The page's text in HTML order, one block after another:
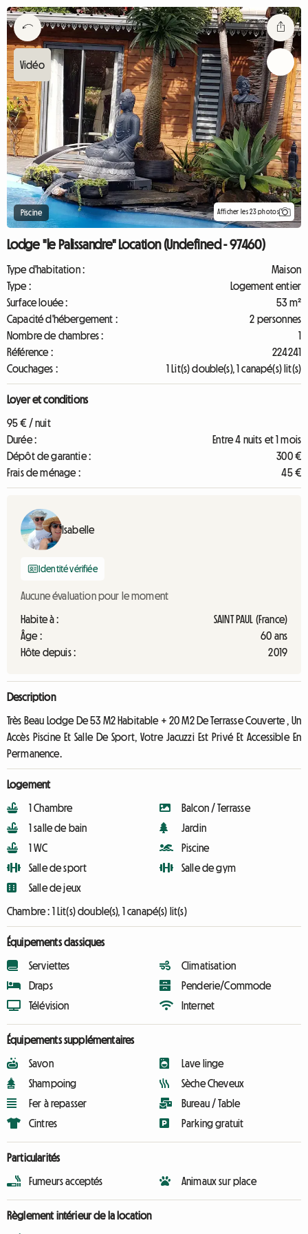
Piscine Afficher les 23 photos
Lodge "le Palissandre" Location (Undefined - 97460)
Type d'habitation :
Maison
Type :
Logement entier
Surface louée :
53 m²
Capacité d'hébergement :
2 personnes
Nombre de chambres :
1
Référence :
224241
Couchages :
1 Lit(s) double(s), 1 canapé(s) lit(s)
Loyer et conditions
95 € / nuit
Durée :
Entre 4 nuits et 1 mois
Dépôt de garantie :
300 €
Frais de ménage :
45 €
Isabelle
Identité vérifiée
Aucune évaluation pour le moment
Habite à :
SAINT PAUL (France)
Âge :
60 ans
Hôte depuis :
2019
Description
Très Beau Lodge De 53 M2 Habitable + 20 M2 De Terrasse Couverte , Un
Accès Piscine Et Salle De Sport, Votre Jacuzzi Est Privé Et Accessible En
Permanence.
Logement
1 Chambre
1 salle de bain
1 WC
Salle de sport
Salle de jeux
Balcon / Terrasse
Jardin
Piscine
Salle de gym
Chambre : 1 Lit(s) double(s), 1 canapé(s) lit(s)
Équipements classiques
Serviettes
Draps
Télévision
Climatisation
Penderie/Commode
Internet
Équipements supplémentaires
Savon
Shampoing
Fer à repasser
Cintres
Lave linge
Sèche Cheveux
Bureau / Table
Parking gratuit
Particularités
Fumeurs acceptés Animaux sur place
Règlement intérieur de la location